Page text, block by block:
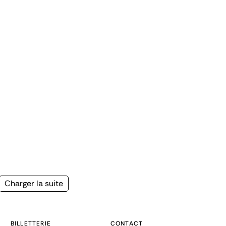
Page
Charger la suite
BILLETTERIE CONTACT